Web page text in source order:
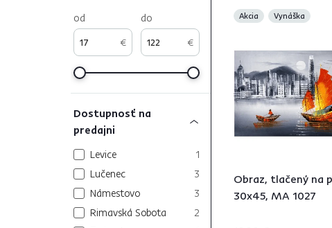
€
od
€
do
Dostupnosť na
predajni
Levice
1
Lučenec
3
Námestovo
3
Rimavská Sobota
2
Akcia Vynáška
Obraz, tlačený na
30x45, MA 1027